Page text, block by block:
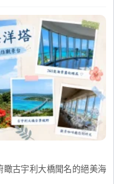
古宇利大橋聞名的絕美海